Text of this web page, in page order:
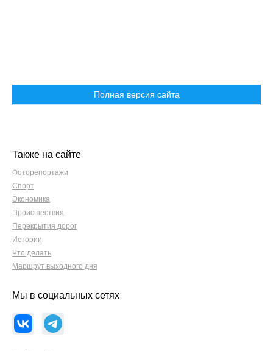
Полная версия сайта
Также на сайте
Фоторепортажи
Спорт
Экономика
Происшествия
Перекрытия дорог
Истории
Что делать
Маршрут выходного дня
Мы в социальных сетях